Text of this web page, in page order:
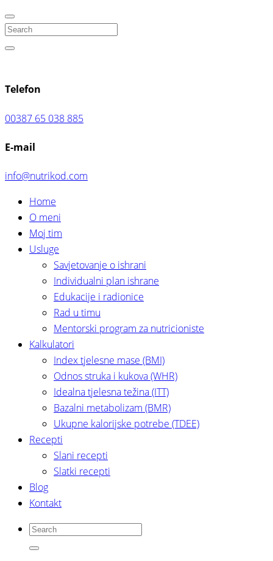
Search
Telefon
00387 65 038 885
E-mail
info@nutrikod.com
Home
O meni
Moj tim
Usluge
Savjetovanje o ishrani
Individualni plan ishrane
Edukacije i radionice
Rad u timu
Mentorski program za nutricioniste
Kalkulatori
Index tjelesne mase (BMI)
Odnos struka i kukova (WHR)
Idealna tjelesna težina (ITT)
Bazalni metabolizam (BMR)
Ukupne kalorijske potrebe (TDEE)
Recepti
Slani recepti
Slatki recepti
Blog
Kontakt
Search